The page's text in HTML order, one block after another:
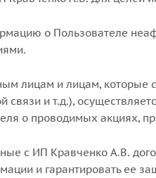
о Пользователе
лицам и лицам, которые
связи и т.д.),
о проводимых акциях,
с ИП Кравченко А.В.
и гарантировать ее